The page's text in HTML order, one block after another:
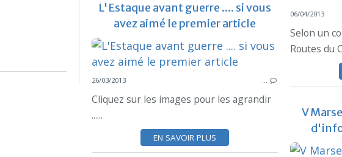
06/04/2013
Selon un
Routes du
L'Estaque avant guerre .... si vous
avez aimé le premier article
26/03/2013 …
Cliquez sur les images pour les agrandir
......
EN SAVOIR PLUS
V